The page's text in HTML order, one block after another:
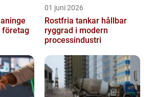
företag
01 juni 2026
Rostfria tankar hållbar
ryggrad i modern
processindustri